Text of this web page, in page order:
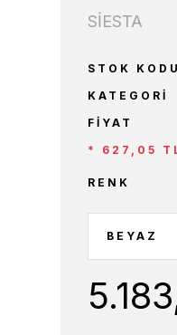
SİESTA
STOK KODU
KATEGORI
FIYAT
* 627,05
RENK